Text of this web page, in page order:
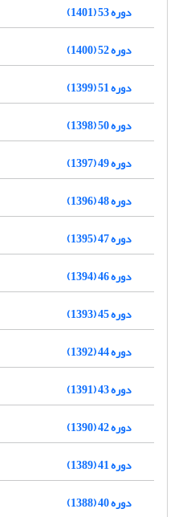
دوره 53 (1401)
دوره 52 (1400)
دوره 51 (1399)
دوره 50 (1398)
دوره 49 (1397)
دوره 48 (1396)
دوره 47 (1395)
دوره 46 (1394)
دوره 45 (1393)
دوره 44 (1392)
دوره 43 (1391)
دوره 42 (1390)
دوره 41 (1389)
دوره 40 (1388)